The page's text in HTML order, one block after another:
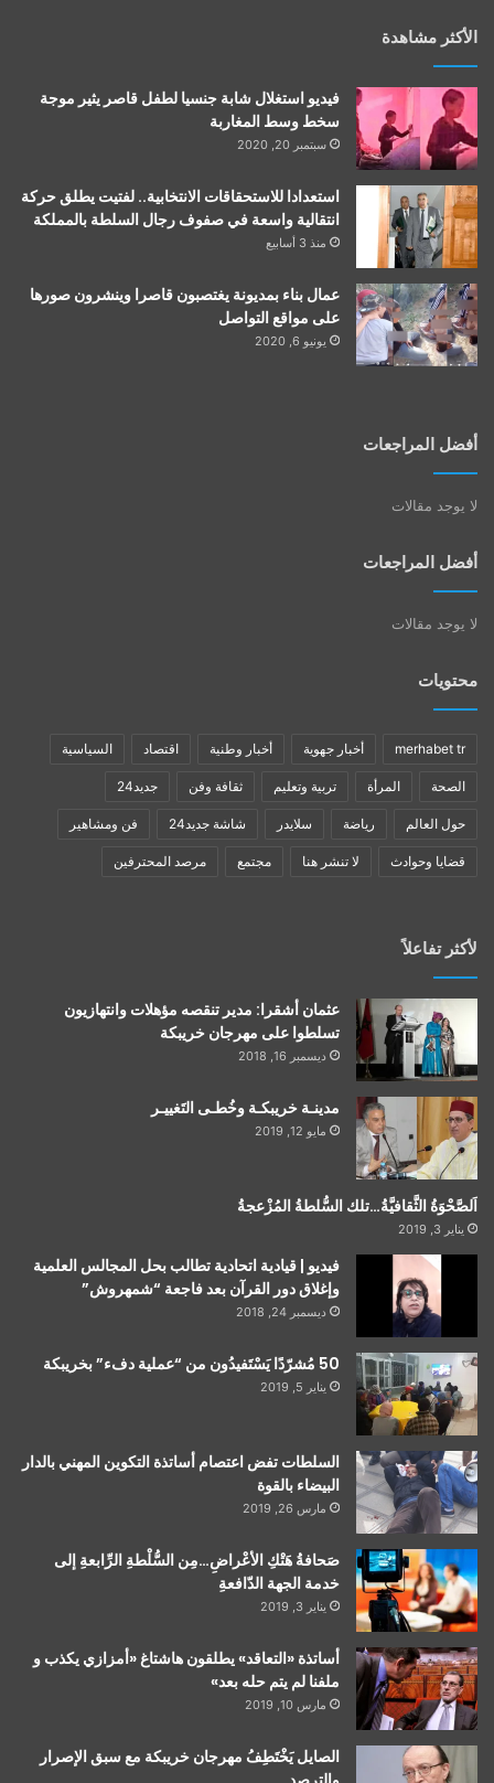
الأكثر مشاهدة
فيديو استغلال شابة جنسيا لطفل قاصر يثير موجة
سخط وسط المغاربة
سبتمبر 20, 2020
استعدادا للاستحقاقات الانتخابية.. لفتيت يطلق حركة
انتقالية واسعة في صفوف رجال السلطة بالمملكة
منذ 3 أسابيع
عمال بناء بمديونة يغتصبون قاصرا وينشرون صورها
على مواقع التواصل
يونيو 6, 2020
أفضل المراجعات
لا يوجد مقالات
أفضل المراجعات
لا يوجد مقالات
محتويات
merhabet tr أخبار جهوية أخبار وطنية اقتصاد السياسية
الصحة المرأة تربية وتعليم ثقافة وفن جديد24
حول العالم رياضة سلايدر شاشة جديد24 فن ومشاهير
قضايا وحوادث لا تنشر هنا مجتمع مرصد المحترفين
لأكثر تفاعلاً
عثمان أشقرا: مدير تنقصه مؤهلات وانتهازيون
تسلطوا على مهرجان خريبكة
ديسمبر 16, 2018
مدينـة خريبكـة وخُطـى التَغييـر
مايو 12, 2019
اَلصَّحْوَةُ الثَّقافيَّةُ…تلك السُّلطةُ المُزْعجةُ
يناير 3, 2019
فيديو | قيادية اتحادية تطالب بحل المجالس العلمية
وإغلاق دور القرآن بعد فاجعة “شمهروش”
ديسمبر 24, 2018
50 مُشرّدًا يَسْتَفيدُون من “عملية دفء” بخريبكة
يناير 5, 2019
السلطات تفض اعتصام أساتذة التكوين المهني بالدار
البيضاء بالقوة
مارس 26, 2019
صَحافةُ هَتْكِ الأعْراضِ…مِن السُّلْطةِ الرِّابعةِ إلى
خدمة الجهة الدّافعةِ
يناير 3, 2019
أساتذة «التعاقد» يطلقون هاشتاغ «أمزازي يكذب و
ملفنا لم يتم حله بعد»
مارس 10, 2019
الصايل يَخْتَطِفُ مهرجان خريبكة مع سبق الإصرار